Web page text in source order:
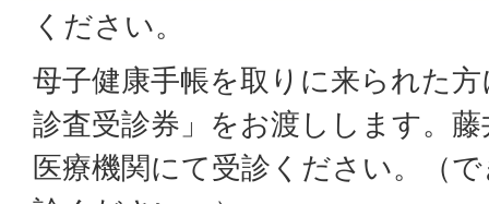
ください。
母子健康手帳を取りに来られた
診査受診券」をお渡しします。
医療機関にて受診ください。（